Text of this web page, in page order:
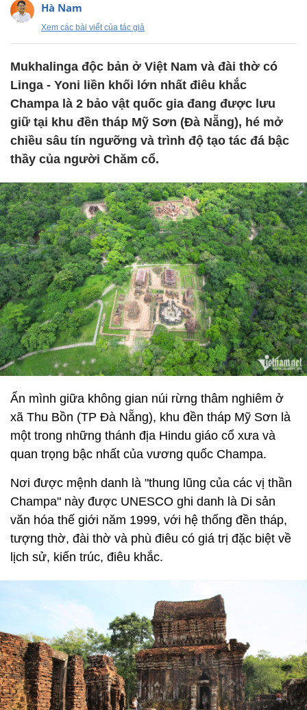
Hà Nam
Xem các bài viết của tác giả
Mukhalinga độc bản ở Việt Nam và đài thờ có
Linga - Yoni liền khối lớn nhất điêu khắc
Champa là 2 bảo vật quốc gia đang được lưu
giữ tại khu đền tháp Mỹ Sơn (Đà Nẵng), hé mở
chiều sâu tín ngưỡng và trình độ tạo tác đá bậc
thầy của người Chăm cổ.
Ẩn mình giữa không gian núi rừng thâm nghiêm ở
xã Thu Bồn (TP Đà Nẵng), khu đền tháp Mỹ Sơn là
một trong những thánh địa Hindu giáo cổ xưa và
quan trọng bậc nhất của vương quốc Champa.
Nơi được mệnh danh là "thung lũng của các vị thần
Champa" này được UNESCO ghi danh là Di sản
văn hóa thế giới năm 1999, với hệ thống đền tháp,
tượng thờ, đài thờ và phù điêu có giá trị đặc biệt về
lịch sử, kiến trúc, điêu khắc.